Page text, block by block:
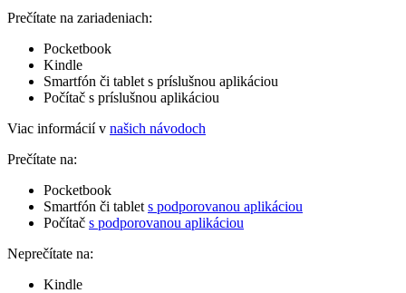
Prečítate na zariadeniach:
Pocketbook
Kindle
Smartfón či tablet s príslušnou aplikáciou
Počítač s príslušnou aplikáciou
Viac informácií v našich návodoch
Prečítate na:
Pocketbook
Smartfón či tablet s podporovanou aplikáciou
Počítač s podporovanou aplikáciou
Neprečítate na:
Kindle